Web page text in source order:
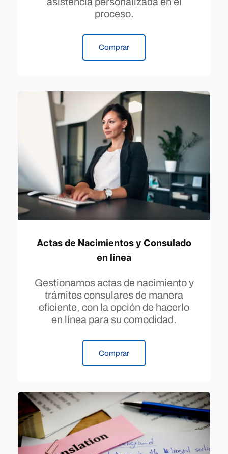
proceso.
Comprar
Actas de Nacimientos y Consulado
en línea
Gestionamos actas de nacimiento y
trámites consulares de manera
eficiente, con la opción de hacerlo
en línea para su comodidad.
Comprar